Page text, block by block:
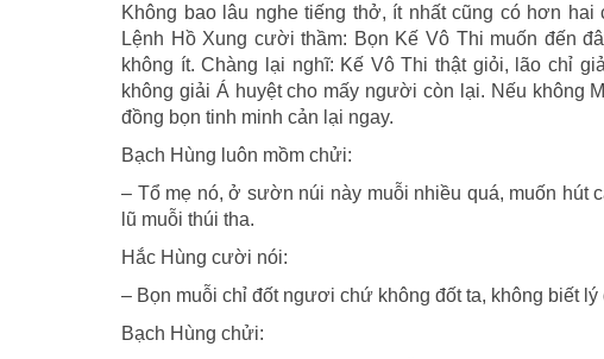
Không bao lâu nghe tiếng thở, ít nhất cũng có hơn
Lệnh Hồ Xung cười thầm: Bọn Kế Vô Thi muốn đến
không ít. Chàng lại nghĩ: Kế Vô Thi thật giỏi, lão chỉ
không giải Á huyệt cho mấy người còn lại. Nếu không
đồng bọn tinh minh cản lại ngay.
Bạch Hùng luôn mồm chửi:
– Tổ mẹ nó, ở sườn núi này muỗi nhiều quá, muốn
lũ muỗi thúi tha.
Hắc Hùng cười nói:
– Bọn muỗi chỉ đốt ngươi chứ không đốt ta, không biết lý
Bạch Hùng chửi: